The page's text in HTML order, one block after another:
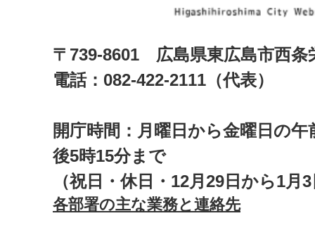
〒739-8601 広島県東広島市西
電話：082-422-2111（代表）
開庁時間：月曜日から金曜日の午
後5時15分まで
（祝日・休日・12月29日から1月
各部署の主な業務と連絡先